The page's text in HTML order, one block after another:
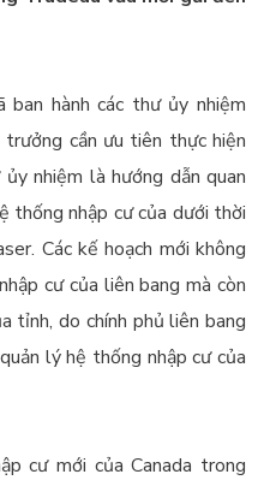
hành các thư ủy nhiệm
cần ưu tiên thực hiện
nhiệm là hướng dẫn quan
thống nhập cư của dưới thời
Các kế hoạch mới không
cư của liên bang mà còn
tỉnh, do chính phủ liên bang
lý hệ thống nhập cư của
cư mới của Canada trong